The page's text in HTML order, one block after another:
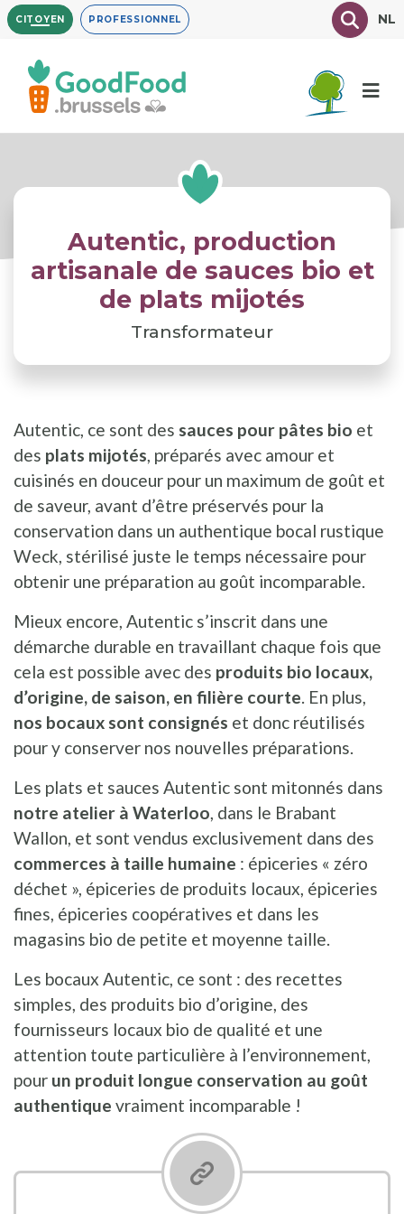
Aller
au
contenu
principal
CITOYEN PROFESSIONNEL TexteNL
Autentic, production
artisanale de sauces bio et
de plats mijotés
Transformateur
Autentic, ce sont des sauces pour pâtes bio et
des plats mijotés, préparés avec amour et
cuisinés en douceur pour un maximum de goût et
de saveur, avant d’être préservés pour la
conservation dans un authentique bocal rustique
Weck, stérilisé juste le temps nécessaire pour
obtenir une préparation au goût incomparable.
Mieux encore, Autentic s’inscrit dans une
démarche durable en travaillant chaque fois que
cela est possible avec des produits bio locaux,
d’origine, de saison, en filière courte. En plus,
nos bocaux sont consignés et donc réutilisés
pour y conserver nos nouvelles préparations.
Les plats et sauces Autentic sont mitonnés dans
notre atelier à Waterloo, dans le Brabant
Wallon, et sont vendus exclusivement dans des
commerces à taille humaine : épiceries « zéro
déchet », épiceries de produits locaux, épiceries
fines, épiceries coopératives et dans les
magasins bio de petite et moyenne taille.
Les bocaux Autentic, ce sont : des recettes
simples, des produits bio d’origine, des
fournisseurs locaux bio de qualité et une
attention toute particulière à l’environnement,
pour un produit longue conservation au goût
authentique vraiment incomparable !